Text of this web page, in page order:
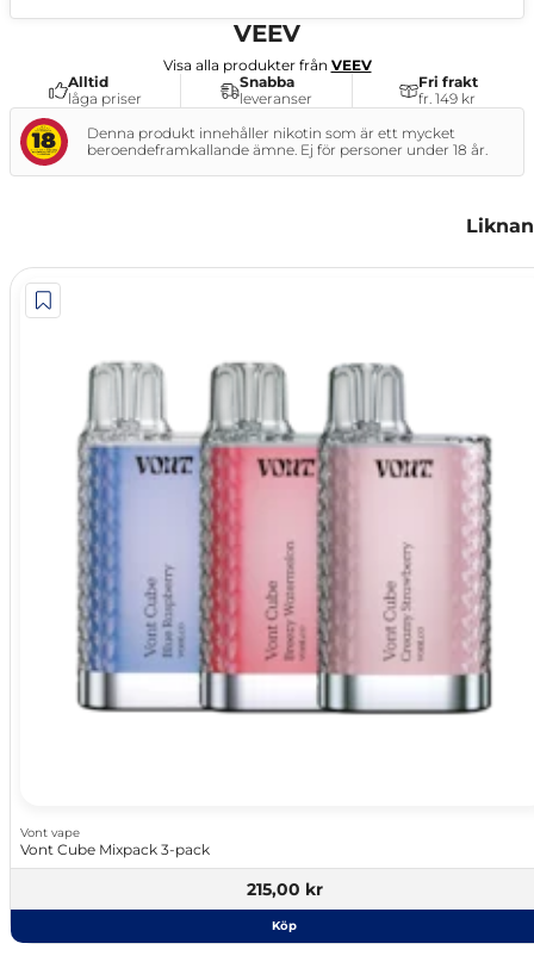
VEEV
Visa alla produkter från VEEV
Alltid
låga priser
Snabba
leveranser
Fri frakt
fr. 149 kr
Denna produkt innehåller nikotin som är ett mycket
beroendeframkallande ämne. Ej för personer under 18 år.
Vont vape
Vont Cube Mixpack 3-pack
215,00 kr
Köp